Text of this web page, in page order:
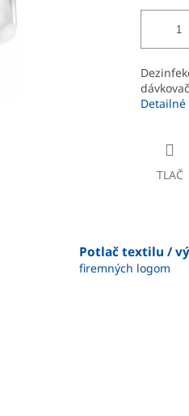
TLAČ
Potlač textilu /
firemných logom